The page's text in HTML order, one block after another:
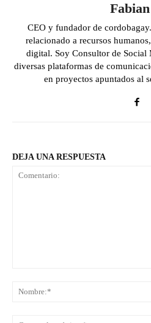
CEO y fundador de
relacionado a recursos
digital. Soy Consultor de Social
diversas plataformas de
en proyectos apuntados al
DEJA UNA RESPUESTA